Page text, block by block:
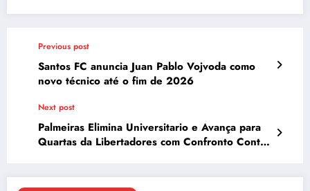
Previous post
Santos FC anuncia Juan Pablo Vojvoda como
novo técnico até o fim de 2026
Next post
Palmeiras Elimina Universitario e Avança para
Quartas da Libertadores com Confronto Contra